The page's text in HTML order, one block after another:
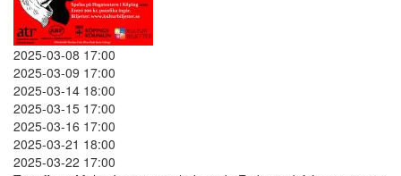
2025-03-08 17:00
2025-03-09 17:00
2025-03-14 18:00
2025-03-15 17:00
2025-03-16 17:00
2025-03-21 18:00
2025-03-22 17:00